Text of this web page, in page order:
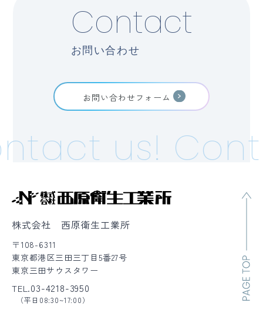
Contact
お問い合わせ
お問い合わせフォーム
us!
株式会社 西原衛生工業所
〒108-6311
東京都港区三田三丁目5番27号
東京三田サウスタワー
TEL.03-4218-3950
（平日08:30~17:00）